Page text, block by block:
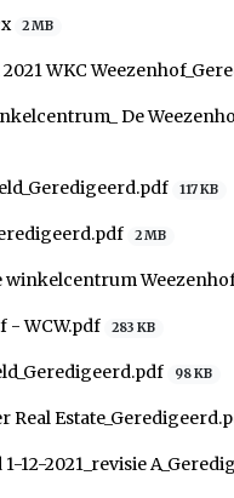
2 MB
WKC
De
117 KB
2 MB
- WCW.pdf 283 KB
98 KB
12-2021_revisie